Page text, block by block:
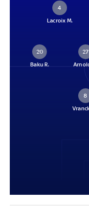
4
Lacroix M.
20
Baku R.
27
8